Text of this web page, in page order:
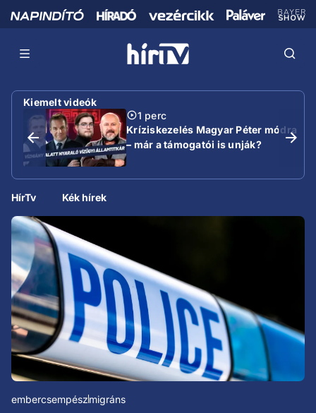
Kiemelt videók
1 perc
Kríziskezelés Magyar Péter módra
– már a támogatói is unják?
HírTv Kék hírek
embercsempészmigráns